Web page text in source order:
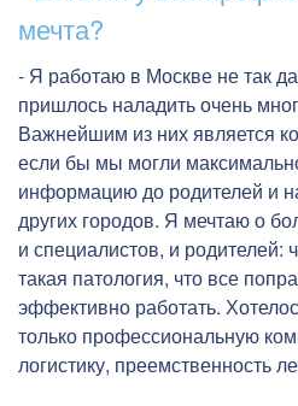
мечта?
- Я работаю в Москве не так
пришлось наладить очень
Важнейшим из них является
если бы мы могли
информацию до родителей и
других городов. Я мечтаю о
и специалистов, и родителей:
такая патология, что все
эффективно работать.
только профессиональную
логистику, преемственность